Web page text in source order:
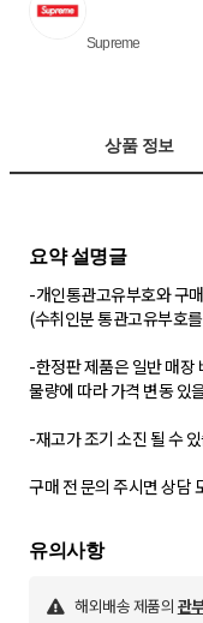
Supreme
상품 정보
요약 설명글
- 개인통관고유부호와 구
(수취인분 통관고유부호
-한정판 제품은 일반 매장
물량에 따라 가격 변동 있
-재고가 조기 소진 될 수
구매 전 문의 주시면 상담
유의사항
해외배송 제품의 관